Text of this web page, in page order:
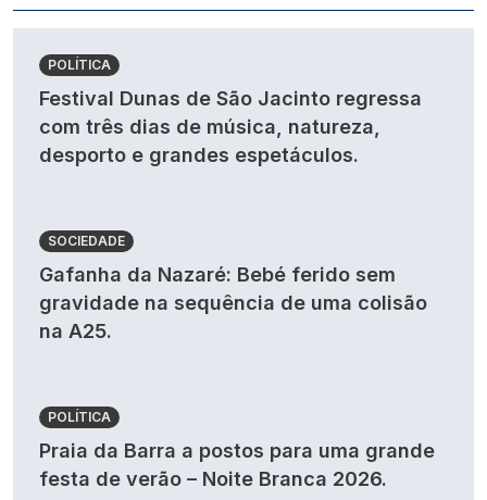
POLÍTICA
Festival Dunas de São Jacinto regressa
com três dias de música, natureza,
desporto e grandes espetáculos.
SOCIEDADE
Gafanha da Nazaré: Bebé ferido sem
gravidade na sequência de uma colisão
na A25.
POLÍTICA
Praia da Barra a postos para uma grande
festa de verão – Noite Branca 2026.